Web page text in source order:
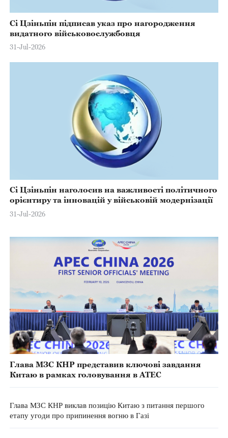
Сі Цзіньпін підписав указ про нагородження
видатного військовослужбовця
31-Jul-2026
Сі Цзіньпін наголосив на важливості політичного
орієнтиру та інновацій у військовій модернізації
31-Jul-2026
Глава МЗС КНР представив ключові завдання
Китаю в рамках головування в АТЕС
Глава МЗС КНР виклав позицію Китаю з питання першого
етапу угоди про припинення вогню в Газі